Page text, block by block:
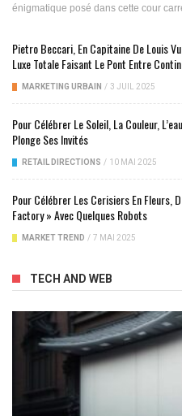
énigmatique posé dans cette cour
Pietro Beccari, En Capitaine De Louis
Luxe Totale Faisant Le Pont Entre
MARKETING URBAIN / 3 JUIL 2025
Pour Célébrer Le Soleil, La Couleur,
Plonge Ses Invités
RETAIL DIRECTIONS / 10 MAI 2025
Pour Célébrer Les Cerisiers En Fleurs,
Factory » Avec Quelques Robots
MARKET TREND / 7 MAI 2025
TECH AND WEB